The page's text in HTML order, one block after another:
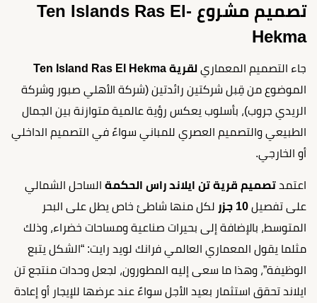
تصميم مشروع Ten Islands Ras El-
Hekma
جاء التصميم المعماري لقرية Ten Island Ras El Hekma
الموضوع من قِبل شركتين رائدتين (شركة الأهلي صبور وشركة
الريدي جروب)، بأسلوب يعكس رؤية عالمية متوازنة بين الجمال
الطبيعي والتصميم العصري للمباني سواءً في التصميم الداخلي
أو الخارجي.
اعتمد تصميم قرية تن ايلاند راس الحكمة الساحل الشمالي
على تفصيل 10 جزر
لكل منها شاطئ خاص يطل على البحر
المتوسط، بالإضافة إلى بحيرات صناعية ومساحات خضراء، وذلك
مثلما يقول المعماري العالمي فرانك لويد رايت: “الشكل يتبع
الوظيفة”، وهذا ما سعى إليه المطورون، لجعل وحدات منتجع تن
ايلاند تحقق استثمار بعيد الأجل سواءً عند عرضها للإيجار أو إعادة